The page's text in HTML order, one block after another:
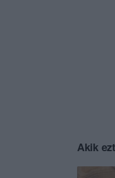
Akik